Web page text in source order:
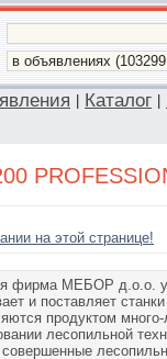
Каталог
на этой странице!
фирма МЕБОР д.о.о.
и поставляет
продуктом
лесопильной